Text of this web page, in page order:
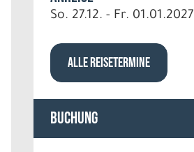
So. 27.12. - Fr. 01.01.2027
ALLE REISETERMINE
Buchung